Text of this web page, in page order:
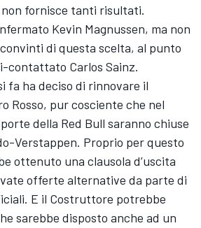
fornisce tanti risultati.
Kevin Magnussen, ma non
di questa scelta, al punto
contattato Carlos Sainz.
fa ha deciso di rinnovare il
Rosso, pur cosciente che nel
della Red Bull saranno chiuse
Verstappen. Proprio per questo
ottenuto una clausola d’uscita
offerte alternative da parte di
E il Costruttore potrebbe
sarebbe disposto anche ad un